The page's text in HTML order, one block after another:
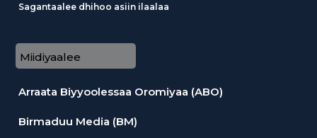
Sagantaalee dhihoo asiin ilaalaa
Miidiyaalee
Arraata Biyyoolessaa Oromiyaa (ABO)
Birmaduu Media (BM)